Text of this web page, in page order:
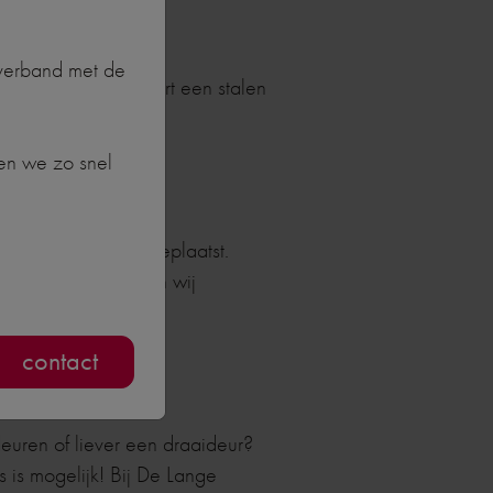
Daarnaast creëert een stalen
ook het vaakst geplaatst.
inloopkast kunnen wij
of liever een draaideur?
mogelijk! Bij De Lange
met de
we zo snel
contact